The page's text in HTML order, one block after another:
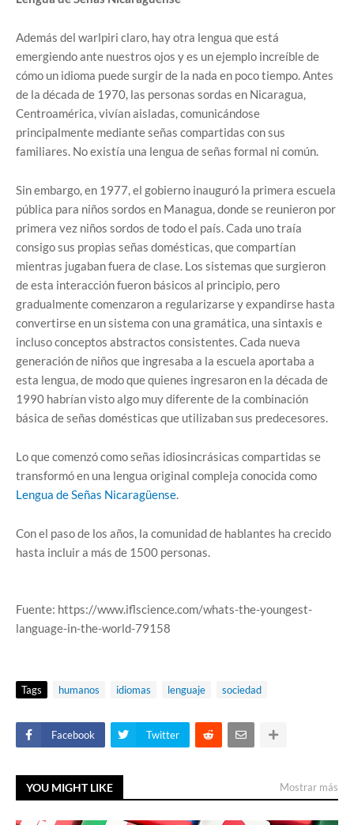
Además del warlpiri claro, hay otra lengua que está
emergiendo ante nuestros ojos y es un ejemplo increíble de
cómo un idioma puede surgir de la nada en poco tiempo. Antes
de la década de 1970, las personas sordas en Nicaragua,
Centroamérica, vivían aisladas, comunicándose
principalmente mediante señas compartidas con sus
familiares. No existía una lengua de señas formal ni común.
Sin embargo, en 1977, el gobierno inauguró la primera escuela
pública para niños sordos en Managua, donde se reunieron por
primera vez niños sordos de todo el país. Cada uno traía
consigo sus propias señas domésticas, que compartían
mientras jugaban fuera de clase. Los sistemas que surgieron
de esta interacción fueron básicos al principio, pero
gradualmente comenzaron a regularizarse y expandirse hasta
convertirse en un sistema con una gramática, una sintaxis e
incluso conceptos abstractos consistentes. Cada nueva
generación de niños que ingresaba a la escuela aportaba a
esta lengua, de modo que quienes ingresaron en la década de
1990 habrían visto algo muy diferente de la combinación
básica de señas domésticas que utilizaban sus predecesores.
Lo que comenzó como señas idiosincrásicas compartidas se
transformó en una lengua original compleja conocida como
Lengua de Señas Nicaragüense.
Con el paso de los años, la comunidad de hablantes ha crecido
hasta incluir a más de 1500 personas.
Fuente: https://www.iflscience.com/whats-the-youngest-
language-in-the-world-79158
Tags humanos idiomas lenguaje sociedad
Facebook Twitter
YOU MIGHT LIKE Mostrar más